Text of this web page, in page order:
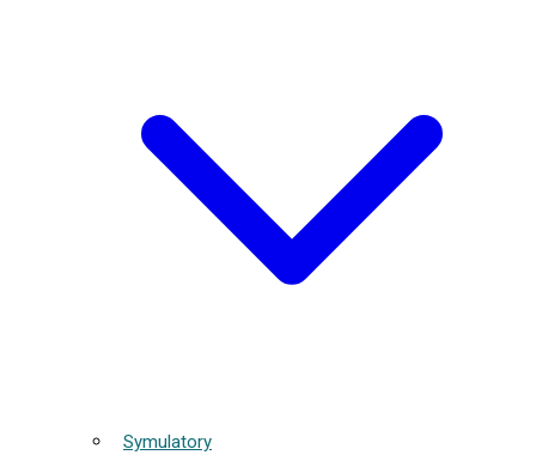
Symulatory